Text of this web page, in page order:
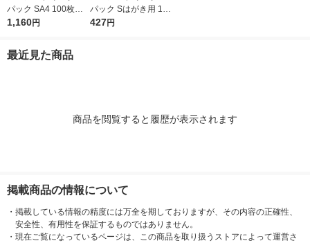
パック SA4 100枚入 6
739200 1袋(100枚入)
1,160円
パック Sはがき用 100
枚入 6751700 1袋(10
427円
最近見た商品
商品を閲覧すると履歴が表示されます
掲載商品の情報について
・ 掲載している情報の精度には万全を期しておりますが、その内容の正確性、
安全性、有用性を保証するものではありません。
・ 現在ご覧になっているページは、この商品を取り扱うストアによって運営さ